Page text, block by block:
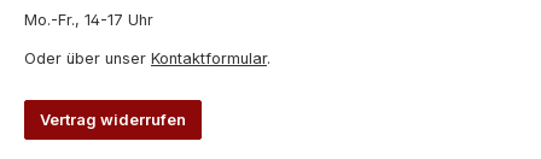
Mo.-Fr., 14-17 Uhr
Oder über unser Kontaktformular.
Vertrag widerrufen